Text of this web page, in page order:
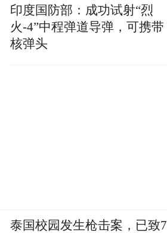
印度国防部：成功试射“烈
火-4”中程弹道导弹，可携带
核弹头
泰国校园发生枪击案，已致7